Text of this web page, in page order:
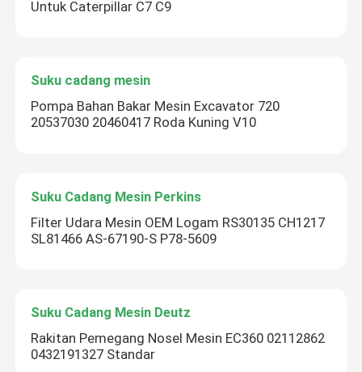
Untuk Caterpillar C7 C9
Suku cadang mesin
Pompa Bahan Bakar Mesin Excavator 720
20537030 20460417 Roda Kuning V10
Suku Cadang Mesin Perkins
Filter Udara Mesin OEM Logam RS30135 CH1217
SL81466 AS-67190-S P78-5609
Suku Cadang Mesin Deutz
Rakitan Pemegang Nosel Mesin EC360 02112862
0432191327 Standar